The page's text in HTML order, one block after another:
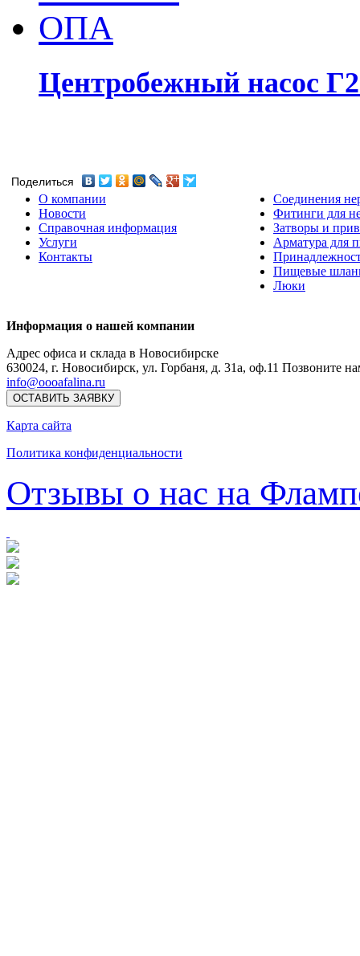
Центробежный насос
Поделиться
О компании
Новости
Справочная информация
Услуги
Контакты
Соединения
Фитинги для
Затворы и
Арматура для
Пищевые
Люки
Информация о нашей компании
Адрес офиса и склада в Новосибирске
630024, г. Новосибирск, ул. Горбаня, д. 31а, оф.11 Позвоните
info@oooafalina.ru
ОСТАВИТЬ ЗАЯВКУ
Карта сайта
Политика конфиденциальности
Отзывы о нас на